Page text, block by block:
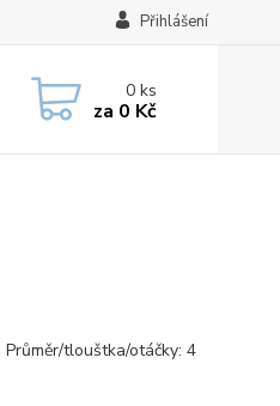
Přihlášení
0ks
za 0 Kč
tlouštka/otáčky: 4